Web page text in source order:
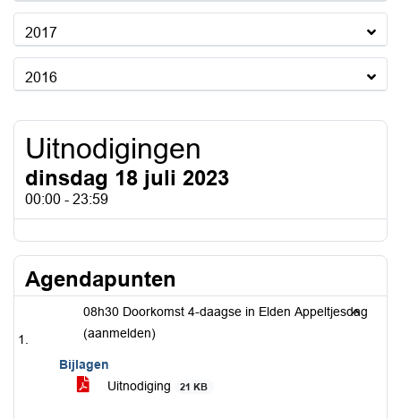
2017
2016
Uitnodigingen
dinsdag 18 juli 2023
00:00 - 23:59
Agendapunten
08h30 Doorkomst 4-daagse in Elden Appeltjesdag
(aanmelden)
Bijlagen
Uitnodiging
21 KB